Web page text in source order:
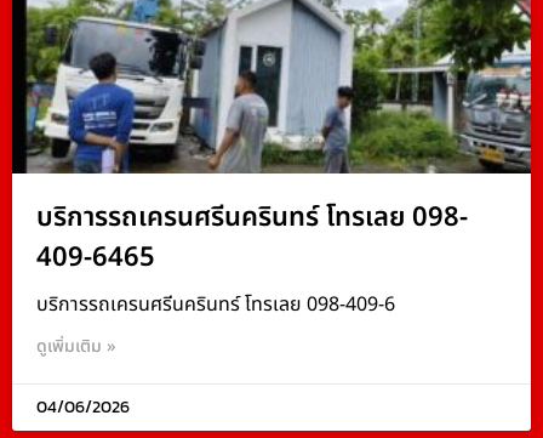
บริการรถเครนศรีนครินทร์ โทรเลย 098-
409-6465
บริการรถเครนศรีนครินทร์ โทรเลย 098-409-6
ดูเพิ่มเติม »
04/06/2026